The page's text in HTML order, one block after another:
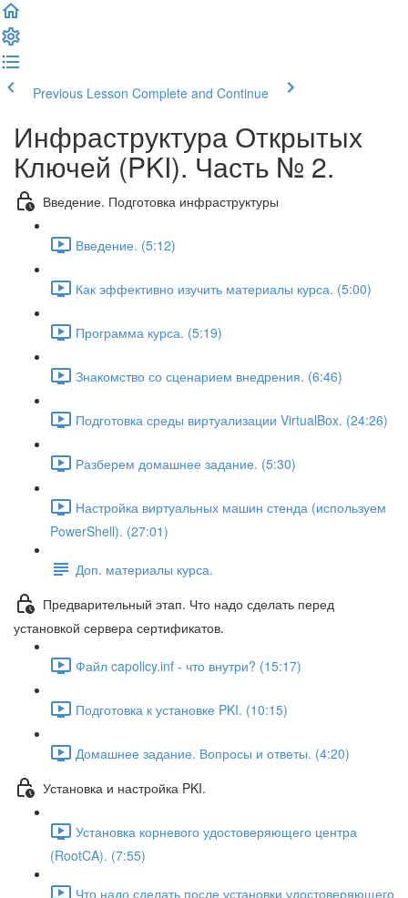
Previous Lesson Complete and Continue
Инфраструктура Открытых
Ключей (PKI). Часть № 2.
Введение. Подготовка инфраструктуры
Введение. (5:12)
Как эффективно изучить материалы курса. (5:00)
Программа курса. (5:19)
Знакомство со сценарием внедрения. (6:46)
Подготовка среды виртуализации VirtualBox. (24:26)
Разберем домашнее задание. (5:30)
Настройка виртуальных машин стенда (используем
PowerShell). (27:01)
Доп. материалы курса.
Предварительный этап. Что надо сделать перед
установкой сервера сертификатов.
Файл capolicy.inf - что внутри? (15:17)
Подготовка к установке PKI. (10:15)
Домашнее задание. Вопросы и ответы. (4:20)
Установка и настройка PKI.
Установка корневого удостоверяющего центра
(RootCA). (7:55)
Что надо сделать после установки удостоверяющего